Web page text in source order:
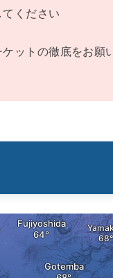
ください
ットの徹底をお願